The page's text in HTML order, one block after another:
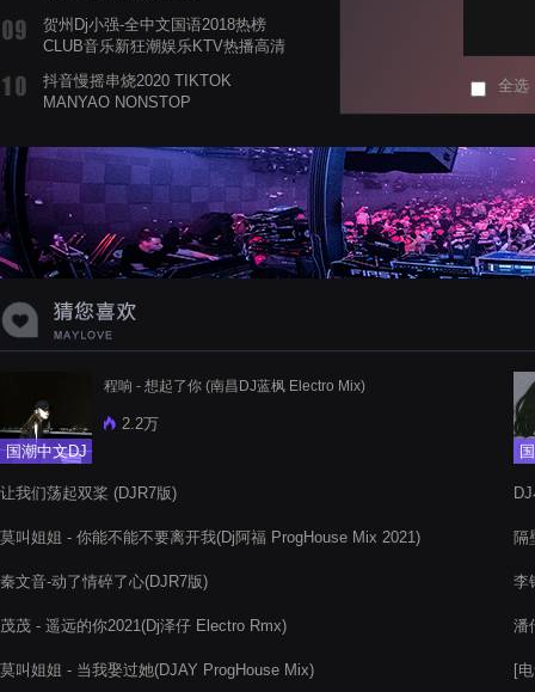
贺州Dj小强-全中文国语2018热榜
CLUB音乐新狂潮娱乐KTV热播高清
抖音慢摇串烧2020 TIKTOK
MANYAO NONSTOP
蝉爸爸妈妈爱存在夏天的风是想你的
声音啊
全选
国潮中文DJ
程响 - 想起了你 (南昌DJ蓝枫 Electro Mix)
2.2万
让我们荡起双桨 (DJR7版)
莫叫姐姐 - 你能不能不要离开我(Dj阿福 ProgHouse Mix 2021)
秦文音-动了情碎了心(DJR7版)
茂茂 - 遥远的你2021(Dj泽仔 Electro Rmx)
莫叫姐姐 - 当我娶过她(DJAY ProgHouse Mix)
隔
李
潘
[